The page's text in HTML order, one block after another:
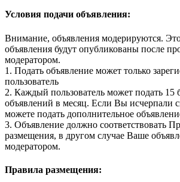
Условия подачи объявления:
Внимание, объявления модерируются.
объявления будут опубликованы после
модератором.
1. Подать объявление может только
пользователь
2. Каждый пользователь может подать 15
объявлений в месяц. Если Вы исчерпали
можете подать дополнительное
3. Объявление должно соответствовать
размещения, в другом случае Ваше
модератором.
Правила размещения: